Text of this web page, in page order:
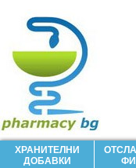
ХРАНИТЕЛНИ
ДОБАВКИ